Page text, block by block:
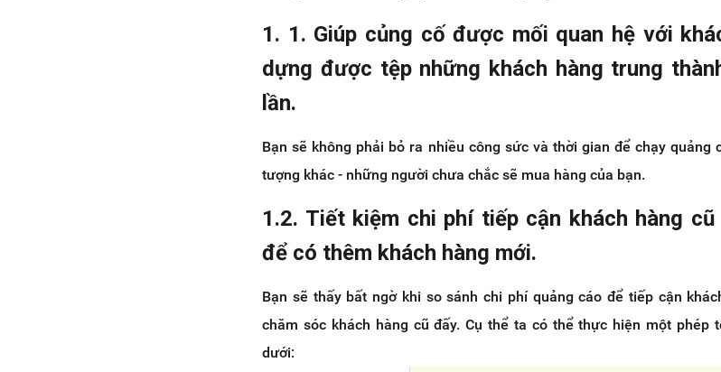
1. 1. Giúp củng cố được mối quan hệ với
dựng được tệp những khách hàng trung
lần.
Bạn sẽ không phải bỏ ra nhiều công sức và thời gian để chạy quảng
tượng khác - những người chưa chắc sẽ mua hàng của bạn.
1.2. Tiết kiệm chi phí tiếp cận khách hàng
để có thêm khách hàng mới.
Bạn sẽ thấy bất ngờ khi so sánh chi phí quảng cáo để tiếp cận
chăm sóc khách hàng cũ đấy. Cụ thể ta có thể thực hiện một phép
dưới: